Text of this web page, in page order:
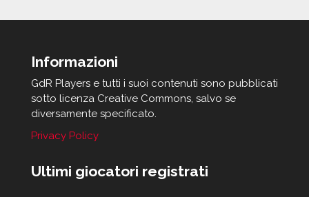
Informazioni
GdR Players e tutti i suoi contenuti sono pubblicati
sotto licenza Creative Commons, salvo se
diversamente specificato.
Privacy Policy
Ultimi giocatori registrati